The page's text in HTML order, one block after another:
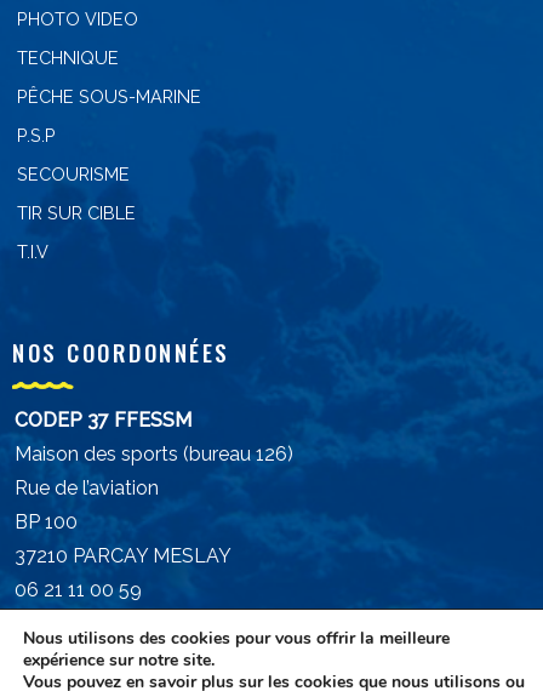
PHOTO VIDEO
TECHNIQUE
PÊCHE SOUS-MARINE
P.S.P
SECOURISME
TIR SUR CIBLE
T.I.V
NOS COORDONNÉES
CODEP 37 FFESSM
Maison des sports (bureau 126)
Rue de l’aviation
BP 100
37210 PARCAY MESLAY
06 21 11 00 59
Nous utilisons des cookies pour vous offrir la meilleure
expérience sur notre site.
Vous pouvez en savoir plus sur les cookies que nous utilisons ou